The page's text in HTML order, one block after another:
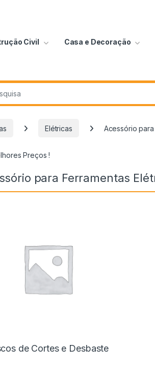
Civil Casa e Decoração
Elétricas Acessório para
Preços !
para Ferramentas
de Cortes e Desbaste